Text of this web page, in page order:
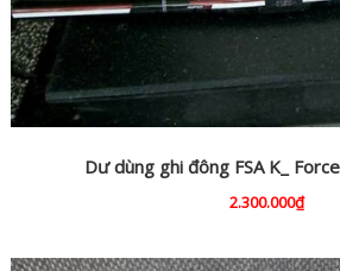
Dư dùng ghi đông FSA K_
2.300.000₫